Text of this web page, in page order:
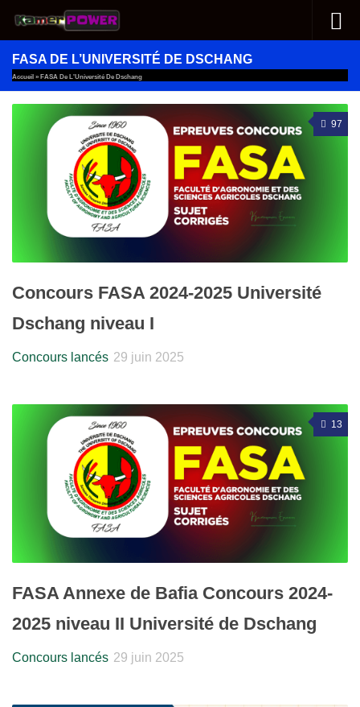
Au dessous du contenu
FASA DE L’UNIVERSITÉ DE DSCHANG
Accueil » FASA De L'Université De Dschang
97
Concours FASA 2024-2025 Université
Dschang niveau I
Concours lancés 29 juin 2025
13
FASA Annexe de Bafia Concours 2024-
2025 niveau II Université de Dschang
Concours lancés 29 juin 2025